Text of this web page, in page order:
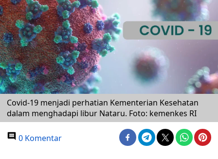
Covid-19 menjadi perhatian Kementerian Kesehatan
dalam menghadapi libur Nataru. Foto: kemenkes RI
0 Komentar